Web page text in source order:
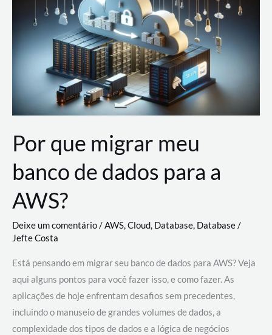
AWS
Por que migrar meu
banco de dados para a
AWS?
Deixe um comentário/AWS,Cloud, Database, Database/
Jefte Costa
Está pensando em migrar seu banco de dados para AWS? Veja
aqui alguns pontos para você fazer isso, e como fazer. As
aplicações de hoje enfrentam desafios sem precedentes,
incluindo o manuseio de grandes volumes de dados, a
complexidade dos tipos de dados e a lógica de negócios